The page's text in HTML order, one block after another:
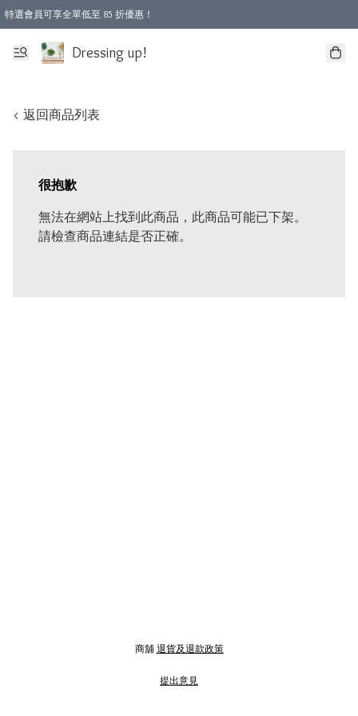
特選會員可享全單低至 85 折優惠！
Dressing up!
< 返回商品列表
很抱歉
無法在網站上找到此商品，此商品可能已下架。
請檢查商品連結是否正確。
商舖 退貨及退款政策
提出意見